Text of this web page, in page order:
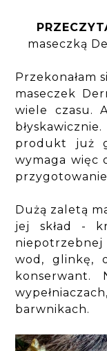
maseczką
Przekonałam
maseczek
wiele czasu.
produkt już
wymaga więc
Dużą zaletą
jej skład -
wod, glinkę,
barwnikach.